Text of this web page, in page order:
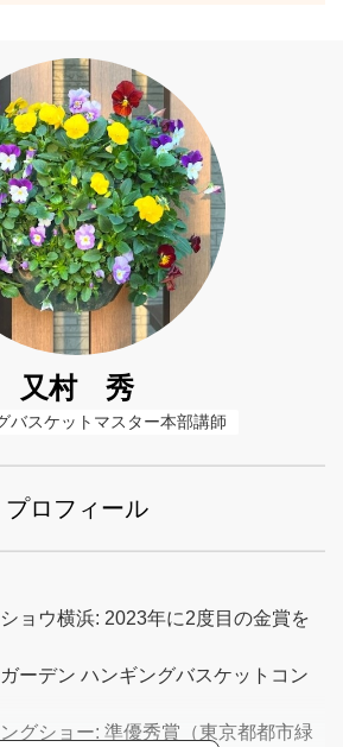
又村 秀
バスケットマスター本部講師
プロフィール
ョウ横浜: 2023年に2度目の金賞を
ーデン ハンギングバスケットコン
グショー: 準優秀賞（東京都都市緑